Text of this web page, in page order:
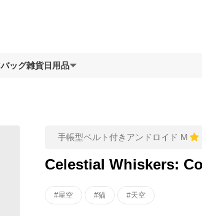
バッグ雑貨日用品
手帳型ベルト付きアンドロイド M
Celestial Whiskers:
#星空 #猫 #天空